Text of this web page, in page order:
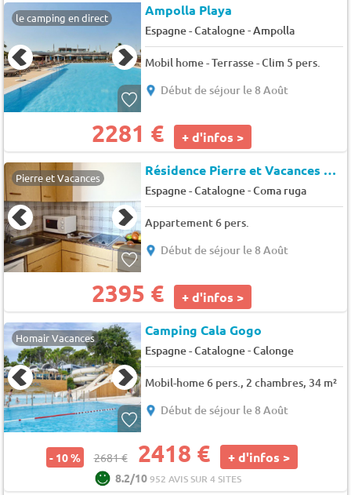
le camping en direct Ampolla Playa
Espagne - Catalogne-Ampolla
Mobil home - Terrasse - Clim 5 pers.
Début de séjour le 8 Août
2281 € + d'infos >
Pierre et Vacances Résidence Pierre et Vacances Comarruga
Espagne - Catalogne-Coma ruga
Appartement 6 pers.
Début de séjour le 8 Août
2395 € + d'infos >
Homair Vacances Camping Cala Gogo
Espagne - Catalogne-Calonge
Mobil-home 6 pers., 2 chambres, 34 m²
Début de séjour le 8 Août
- 10 % 2681 € 2418 € + d'infos >
8.2/10952 AVIS SUR 4 SITES